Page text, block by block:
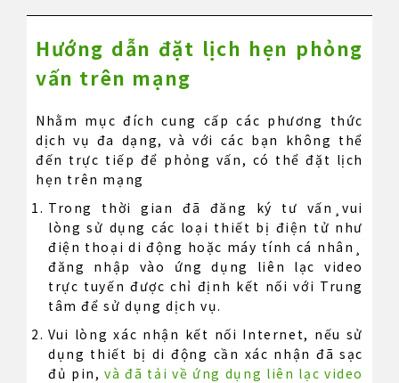
Hướng dẫn đặt lịch hẹn phỏng
vấn trên mạng
Nhằm mục đích cung cấp các phương thức
dịch vụ đa dạng, và với các bạn không thể
đến trực tiếp để phỏng vấn, có thể đặt lịch
hẹn trên mạng
Trong thời gian đã đăng ký tư vấn¸vui
lòng sử dụng các loại thiết bị điện tử như
điện thoại di động hoặc máy tính cá nhân¸
đăng nhập vào ứng dụng liên lạc video
trực tuyến được chỉ định kết nối với Trung
tâm để sử dụng dịch vụ.
Vui lòng xác nhận kết nối Internet, nếu sử
dụng thiết bị di động cần xác nhận đã sạc
đủ pin,và đã tải về ứng dụng liên lạc video